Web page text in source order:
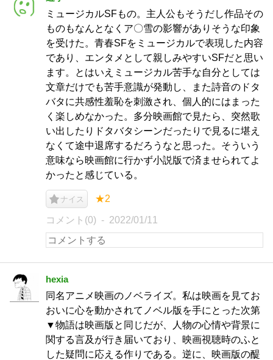
ミュージカルSFもの。主人公もそうだし作品その
ものもなんとなくア〇雪の影響がありそうな印象
を受けた。青春SFをミュージカルで表現した内容
であり、エンタメとして親しみやすいSFだと思い
ます。とはいえミュージカル苦手な自分としては
文章だけでも苦手意識が発動し、また詩音のドタ
バタに共感性羞恥を刺激され、個人的にはまった
く楽しめなかった。多分映画館で見たら、突然歌
い出したりドタバタシーンだったりで見るに堪え
なくて途中退席するだろうなと思った。そういう
意味なら映画館に行かず小説版で済ませられてよ
かったと感じている。
ナイス ★2
コメント(0) 2022/01/11
hexia
同名アニメ映画のノベライズ。私は映画を見てお
おいに心を動かされてノベル版を手にとった次第
▼物語は映画版と同じだが、人物の心情や背景に
関する言及が行き届いており、映画視聴時のふと
した疑問に応える作りである。逆に、映画版の醍